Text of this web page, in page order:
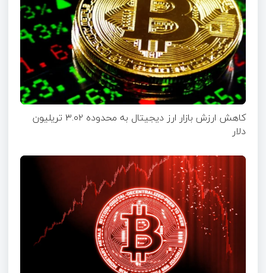
کاهش ارزش بازار ارز دیجیتال به محدوده ۳.۰۲ تریلیون
دلار